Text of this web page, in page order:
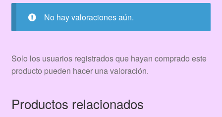
No hay valoraciones aún.
Solo los usuarios registrados que hayan comprado este
producto pueden hacer una valoración.
Productos relacionados